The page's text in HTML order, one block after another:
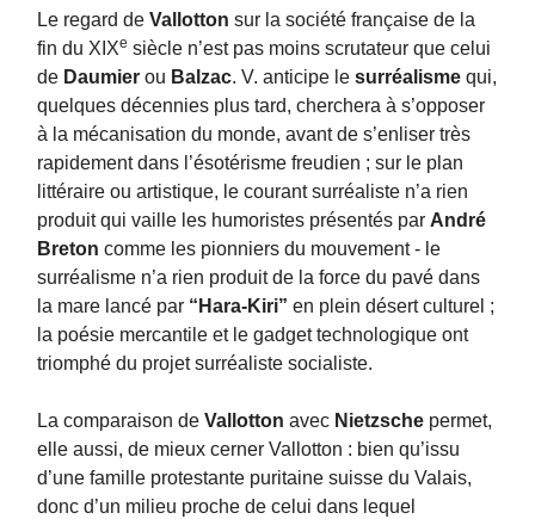
Le regard de Vallotton sur la société française de la
fin du XIXe siècle n’est pas moins scrutateur que celui
de Daumier ou Balzac. V. anticipe le surréalisme qui,
quelques décennies plus tard, cherchera à s’opposer
à la mécanisation du monde, avant de s’enliser très
rapidement dans l’ésotérisme freudien ; sur le plan
littéraire ou artistique, le courant surréaliste n’a rien
produit qui vaille les humoristes présentés par André
Breton comme les pionniers du mouvement - le
surréalisme n’a rien produit de la force du pavé dans
la mare lancé par “Hara-Kiri” en plein désert culturel ;
la poésie mercantile et le gadget technologique ont
triomphé du projet surréaliste socialiste.
La comparaison de Vallotton avec Nietzsche permet,
elle aussi, de mieux cerner Vallotton : bien qu’issu
d’une famille protestante puritaine suisse du Valais,
donc d’un milieu proche de celui dans lequel